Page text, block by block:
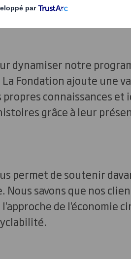
dynamiser notre
Fondation ajoute une
connaissances et
grâce à leur
permet de soutenir
Nous savons que nos
de l'économie